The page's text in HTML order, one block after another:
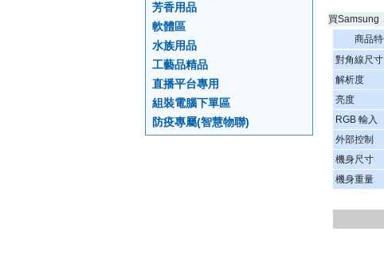
芳香用品
軟體區
水族用品
工藝品精品
直播平台專用
組裝電腦下單區
防疫專屬(智慧物聯)
買Samsung
商品
對角線尺寸
解析度
亮度
RGB 輸入
外部控制
機身尺寸
機身重量